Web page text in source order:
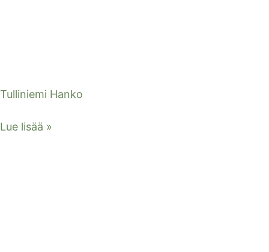
Tulliniemi Hanko
Lue lisää »